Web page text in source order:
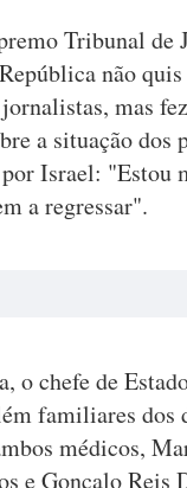
Tribunal de
não
mas
a situação dos
Israel: "Estou
a regressar".
o chefe de
familiares dos
médicos,
e Gonçalo Reis